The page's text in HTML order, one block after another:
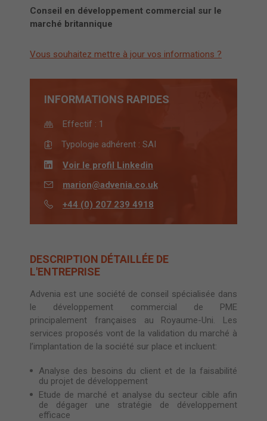
Conseil en développement commercial sur le
marché britannique
Vous souhaitez mettre à jour vos informations ?
INFORMATIONS RAPIDES
Effectif : 1
Typologie adhérent : SAI
Voir le profil Linkedin
marion@advenia.co.uk
+44 (0) 207 239 4918
DESCRIPTION DÉTAILLÉE DE
L'ENTREPRISE
Advenia est une société de conseil spécialisée dans
le développement commercial de PME
principalement françaises au Royaume-Uni. Les
services proposés vont de la validation du marché à
l’implantation de la société sur place et incluent:
Analyse des besoins du client et de la faisabilité
du projet de développement
Etude de marché et analyse du secteur cible afin
de dégager une stratégie de développement
efficace